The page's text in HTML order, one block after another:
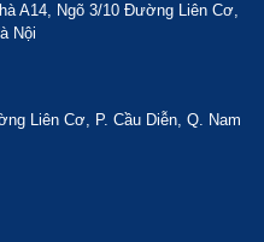
A14, Ngõ 3/10 Đường Liên Cơ,
Nội
Liên Cơ, P. Cầu Diễn, Q. Nam